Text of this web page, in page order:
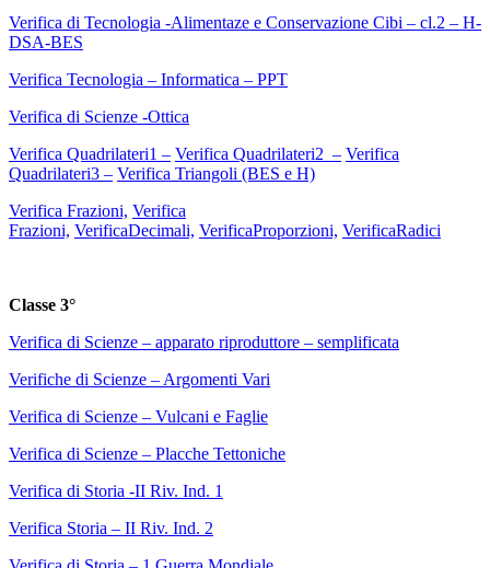
Verifica di Tecnologia -Alimentaze e Conservazione Cibi – cl.2 – H-
DSA-BES
Verifica Tecnologia – Informatica – PPT
Verifica di Scienze -Ottica
Verifica Quadrilateri1 – Verifica Quadrilateri2 – Verifica
Quadrilateri3 – Verifica Triangoli (BES e H)
Verifica Frazioni, Verifica
Frazioni, VerificaDecimali, VerificaProporzioni, VerificaRadici
Classe 3°
Verifica di Scienze – apparato riproduttore – semplificata
Verifiche di Scienze – Argomenti Vari
Verifica di Scienze – Vulcani e Faglie
Verifica di Scienze – Placche Tettoniche
Verifica di Storia -II Riv. Ind. 1
Verifica Storia – II Riv. Ind. 2